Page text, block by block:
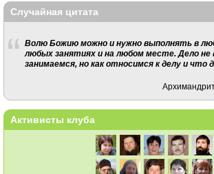
Случайная цитата
Волю Божию можно и нужно выполнять в
любых занятиях и на любом месте. Дело
занимаемся, но как относимся к делу и что
Активисты клуба